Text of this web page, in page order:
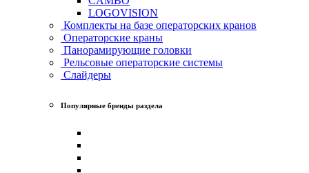
LOGOVISION
Комплекты на базе операторских кранов
Операторские краны
Панорамирующие головки
Рельсовые операторские системы
Слайдеры
Популярные бренды раздела